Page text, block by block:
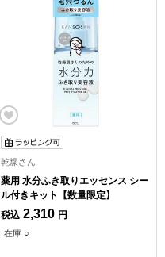
乾燥さん
薬用 水分ふき取りエッセンス シー
ル付きキット【数量限定】
税込 2,310 円
在庫 ○